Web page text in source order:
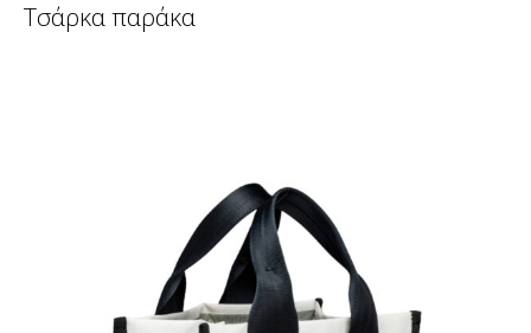
Τσάρκα παράκα